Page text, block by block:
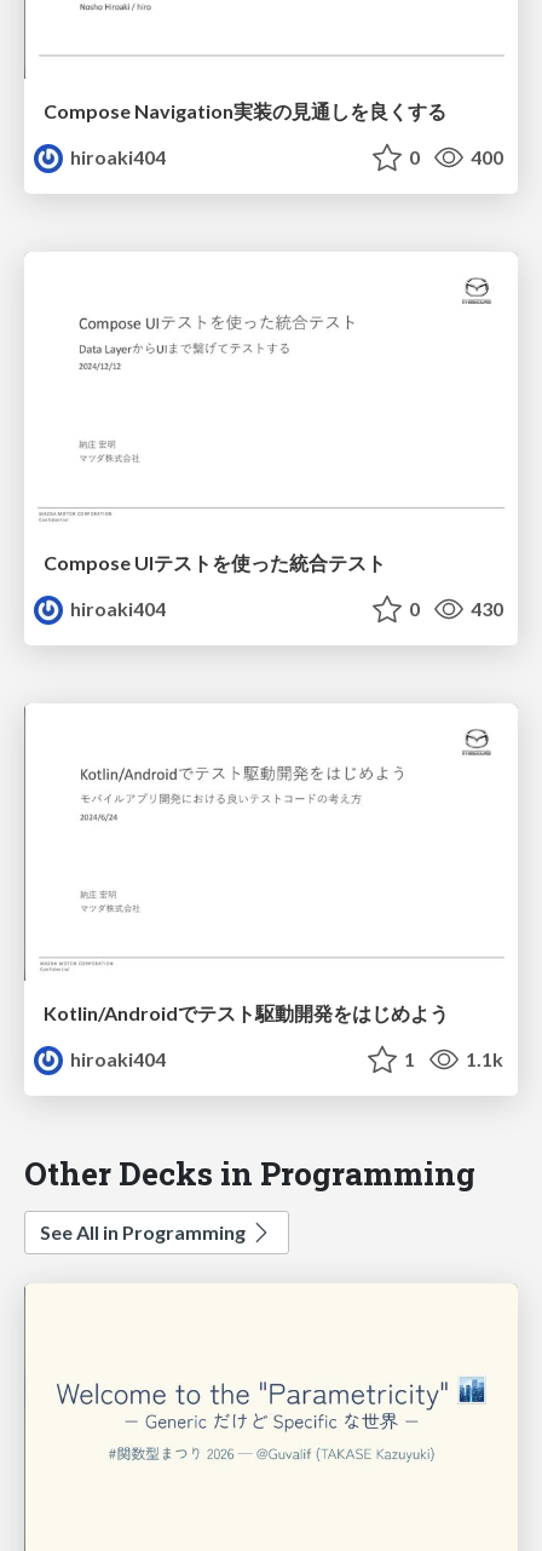
Compose Navigation実装の見通しを良くする
hiroaki404
0 400
Compose UIテストを使った統合テスト
hiroaki404
0 430
Kotlin/Androidでテスト駆動開発をはじめよう
hiroaki404
1 1.1k
Other Decks in Programming
See All in Programming